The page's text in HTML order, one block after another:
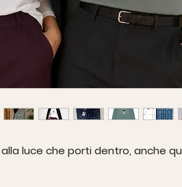
alla luce che porti dentro, anche